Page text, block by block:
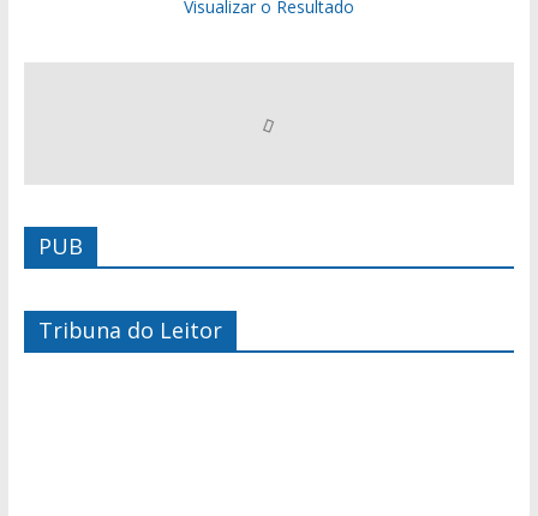
Visualizar o Resultado
PUB
Tribuna do Leitor